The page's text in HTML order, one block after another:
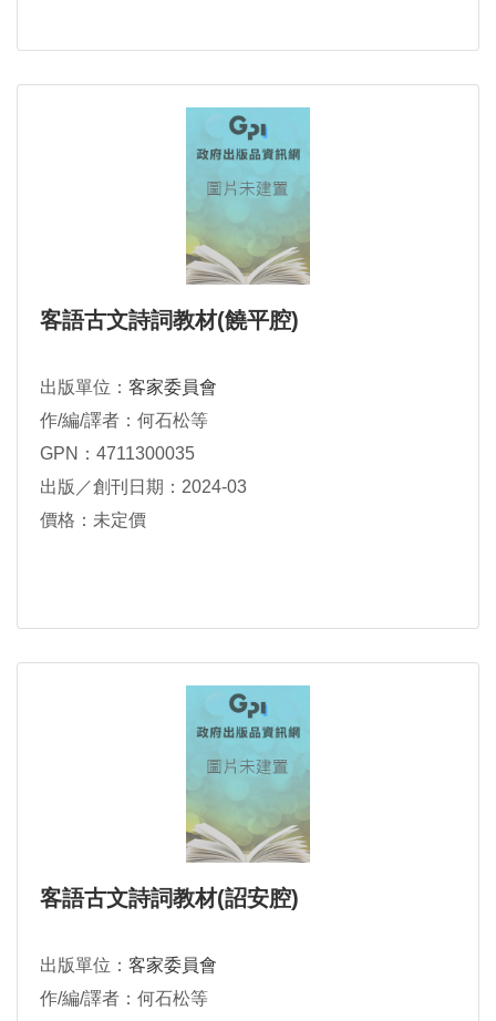
客語古文詩詞教材(饒平腔)
出版單位： 客家委員會
作/編/譯者：何石松等
GPN：4711300035
出版／創刊日期：2024-03
價格：未定價
客語古文詩詞教材(詔安腔)
出版單位： 客家委員會
作/編/譯者：何石松等